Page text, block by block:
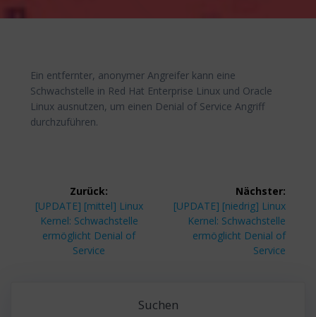
Ein entfernter, anonymer Angreifer kann eine
Schwachstelle in Red Hat Enterprise Linux und Oracle
Linux ausnutzen, um einen Denial of Service Angriff
durchzuführen.
Beitragsnavigation
Zurück:
Vorheriger
Beitrag:
[UPDATE] [mittel] Linux
Kernel: Schwachstelle
ermöglicht Denial of
Service
Nächster:
Nächster
Beitrag:
[UPDATE] [niedrig] Linux
Kernel: Schwachstelle
ermöglicht Denial of
Service
Suchen